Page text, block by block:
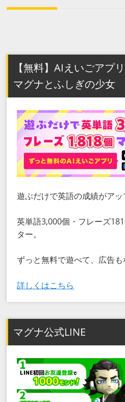
【無料】AIえいごアプリ
マグナとふしぎの少女
遊ぶだけで英語の成績がアッ
英単語3,000個・フレーズ
ター。
ずっと無料で遊べて、広告も
詳しくはこちら
マグナ公式LINE